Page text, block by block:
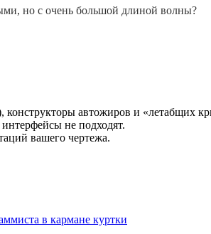
но с очень большой длиной волны?
конструкторы автожиров и «летабщих
не подходят.
вашего чертежа.
в кармане куртки